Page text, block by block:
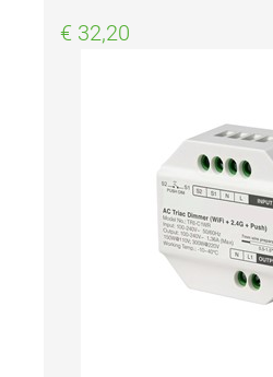
€ 32,20